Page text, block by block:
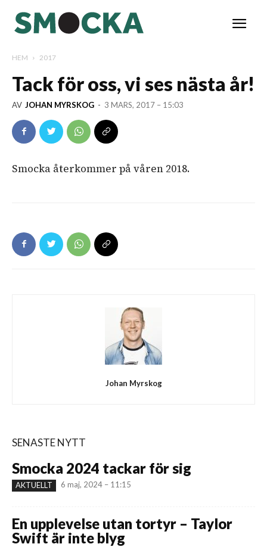
HEM 2017
Tack för oss, vi ses nästa år!
AV JOHAN MYRSKOG - 3 MARS, 2017 – 15:03
Smocka återkommer på våren 2018.
Johan Myrskog
SENASTE NYTT
Smocka 2024 tackar för sig
AKTUELLT 6 maj, 2024 – 11:15
En upplevelse utan tortyr – Taylor
Swift är inte blyg